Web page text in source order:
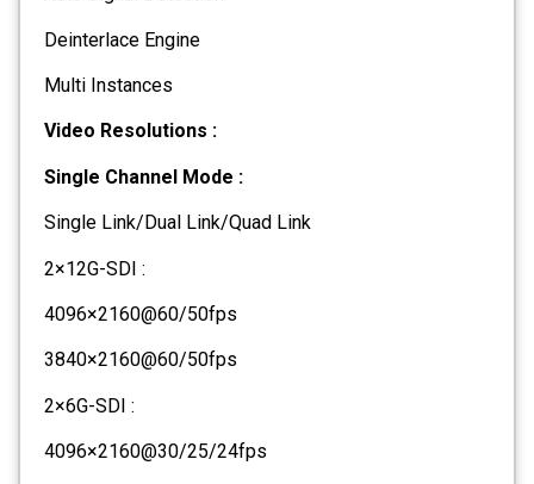
Deinterlace Engine
Multi Instances
Video Resolutions :
Single Channel Mode :
Single Link/Dual Link/Quad Link
2×12G-SDI :
4096×2160@60/50fps
3840×2160@60/50fps
2×6G-SDI :
4096×2160@30/25/24fps